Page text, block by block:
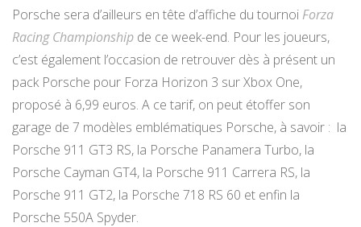
Porsche sera d’ailleurs en tête d’affiche du tournoi Forza
Racing Championship de ce week-end. Pour les joueurs,
c’est également l’occasion de retrouver dès à présent un
pack Porsche pour Forza Horizon 3 sur Xbox One,
proposé à 6,99 euros. A ce tarif, on peut étoffer son
garage de 7 modèles emblématiques Porsche, à savoir : la
Porsche 911 GT3 RS, la Porsche Panamera Turbo, la
Porsche Cayman GT4, la Porsche 911 Carrera RS, la
Porsche 911 GT2, la Porsche 718 RS 60 et enfin la
Porsche 550A Spyder.